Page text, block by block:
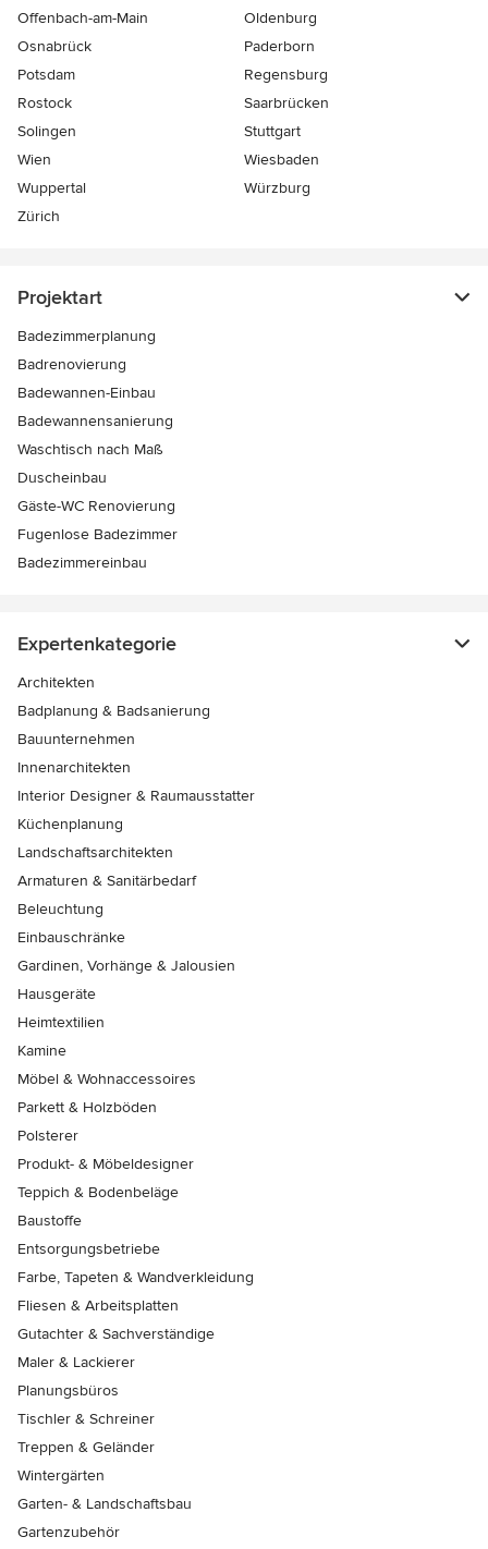
Offenbach-am-Main
Oldenburg
Osnabrück
Paderborn
Potsdam
Regensburg
Rostock
Saarbrücken
Solingen
Stuttgart
Wien
Wiesbaden
Wuppertal
Würzburg
Zürich
Projektart
Badezimmerplanung
Badrenovierung
Badewannen-Einbau
Badewannensanierung
Waschtisch nach Maß
Duscheinbau
Gäste-WC Renovierung
Fugenlose Badezimmer
Badezimmereinbau
Expertenkategorie
Architekten
Badplanung & Badsanierung
Bauunternehmen
Innenarchitekten
Interior Designer & Raumausstatter
Küchenplanung
Landschaftsarchitekten
Armaturen & Sanitärbedarf
Beleuchtung
Einbauschränke
Gardinen, Vorhänge & Jalousien
Hausgeräte
Heimtextilien
Kamine
Möbel & Wohnaccessoires
Parkett & Holzböden
Polsterer
Produkt- & Möbeldesigner
Teppich & Bodenbeläge
Baustoffe
Entsorgungsbetriebe
Farbe, Tapeten & Wandverkleidung
Fliesen & Arbeitsplatten
Gutachter & Sachverständige
Maler & Lackierer
Planungsbüros
Tischler & Schreiner
Treppen & Geländer
Wintergärten
Garten- & Landschaftsbau
Gartenzubehör